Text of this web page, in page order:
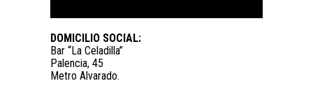
DOMICILIO SOCIAL:
Bar “La Celadilla”
Palencia, 45
Metro Alvarado.